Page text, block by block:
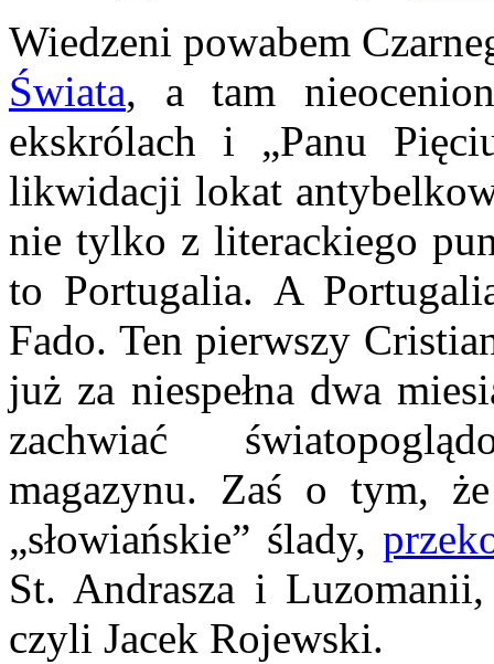
Wiedzeni powabem
Świata, a tam
ekskrólach i „Panu
likwidacji lokat
nie tylko z literackiego
to Portugalia. A
Fado. Ten pierwszy
już za niespełna dwa
zachwiać
magazynu. Zaś o tym,
„słowiańskie” ślady,
St. Andrasza i
czyli Jacek Rojewski.